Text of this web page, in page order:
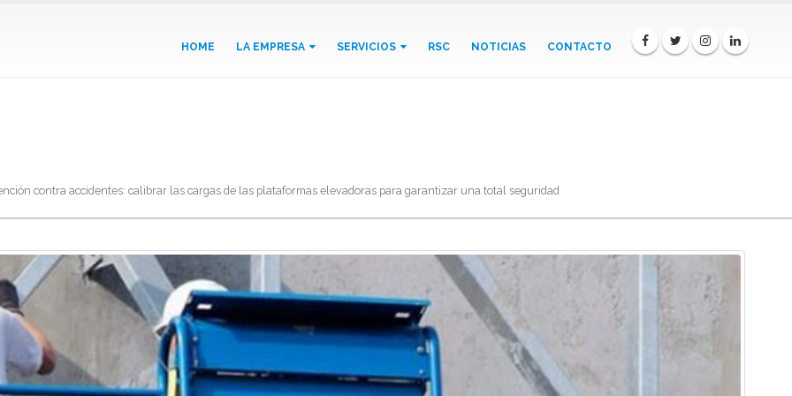
HOME LA EMPRESA SERVICIOS RSC NOTICIAS CONTACTO
contra accidentes: calibrar las cargas de las plataformas elevadoras para garantizar una total seguridad